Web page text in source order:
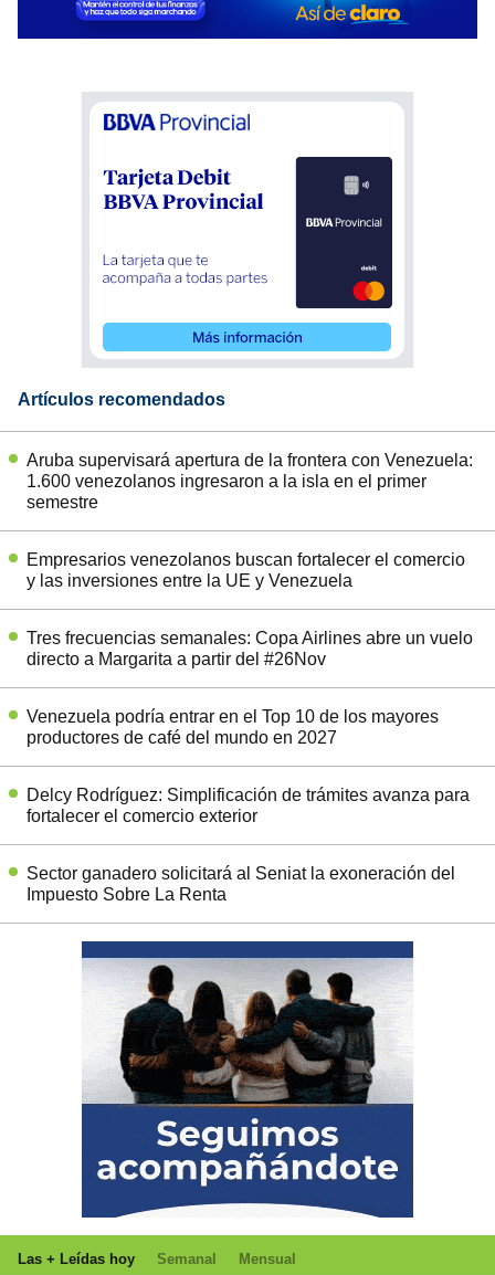
Artículos recomendados
Aruba supervisará apertura de la frontera con Venezuela:
1.600 venezolanos ingresaron a la isla en el primer
semestre
Empresarios venezolanos buscan fortalecer el comercio
y las inversiones entre la UE y Venezuela
Tres frecuencias semanales: Copa Airlines abre un vuelo
directo a Margarita a partir del #26Nov
Venezuela podría entrar en el Top 10 de los mayores
productores de café del mundo en 2027
Delcy Rodríguez: Simplificación de trámites avanza para
fortalecer el comercio exterior
Sector ganadero solicitará al Seniat la exoneración del
Impuesto Sobre La Renta
Las + Leídas hoy Semanal Mensual